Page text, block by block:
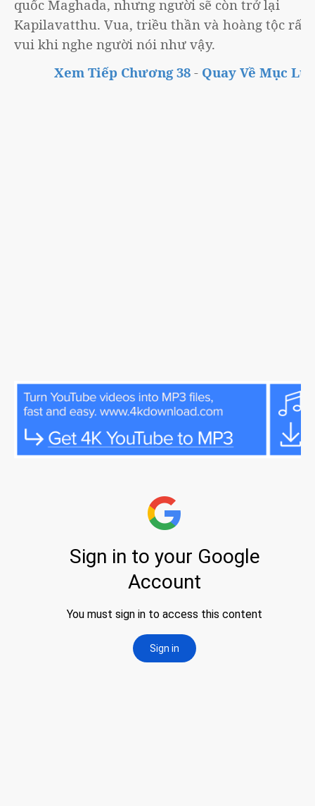
quốc Maghada, nhưng người sẽ còn trở lại
Kapilavatthu. Vua, triều thần và hoàng tộc rất
vui khi nghe người nói như vậy.
Xem Tiếp Chương 38 - Quay Về Mục Lục